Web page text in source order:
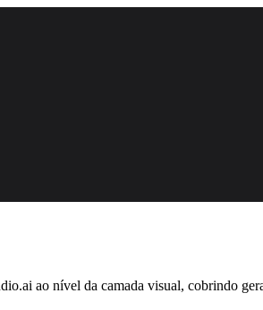
ao nível da camada visual, cobrindo